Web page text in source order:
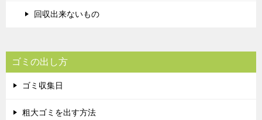
回収出来ないもの
ゴミの出し方
ゴミ収集日
粗大ゴミを出す方法